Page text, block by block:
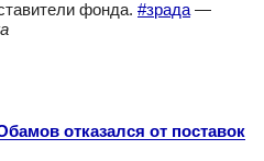
фонда. #зрада —
отказался от поставок